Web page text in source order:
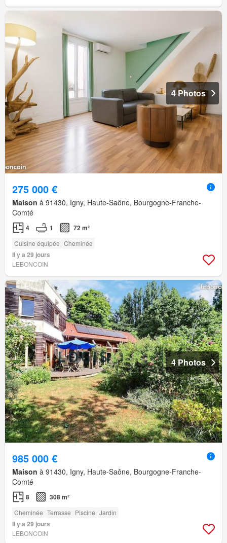
4 Photos
275 000 €
Maison à 91430, Igny, Haute-Saône, Bourgogne-Franche-
Comté
4 1 72 m²
Cuisine équipée Cheminée
Il y a 29 jours
LEBONCOIN
4 Photos
985 000 €
Maison à 91430, Igny, Haute-Saône, Bourgogne-Franche-
Comté
8 308 m²
Cheminée Terrasse Piscine Jardin
Il y a 29 jours
LEBONCOIN